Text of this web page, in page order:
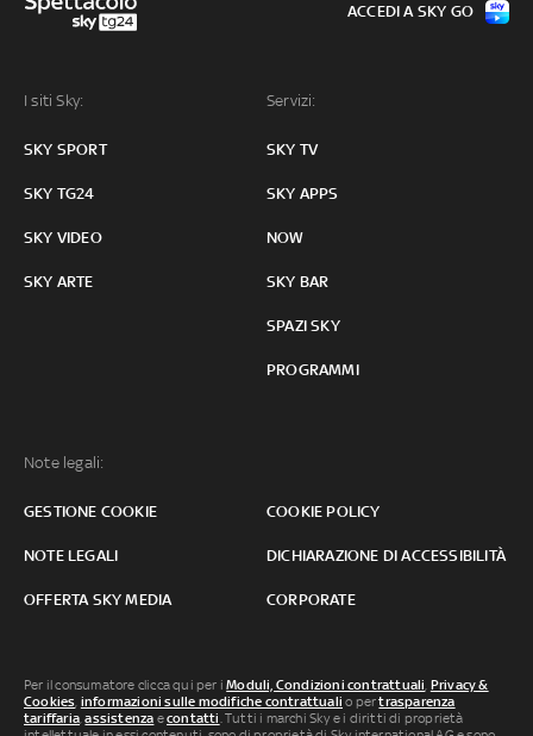
I siti Sky:
SKY SPORT
SKY TG24
SKY VIDEO
SKY ARTE
Servizi:
SKY TV
SKY APPS
NOW
SKY BAR
SPAZI SKY
PROGRAMMI
Note legali:
GESTIONE COOKIE COOKIE POLICY
NOTE LEGALI DICHIARAZIONE DI ACCESSIBILITÀ
OFFERTA SKY MEDIA CORPORATE
ACCEDI A SKY GO
Per il consumatore clicca qui per iModuli, Condizioni contrattuali, Privacy &
Cookies, informazioni sulle modifiche contrattuali o pertrasparenza
tariffaria,assistenza econtatti. Tutti i marchi Sky e i diritti di proprietà